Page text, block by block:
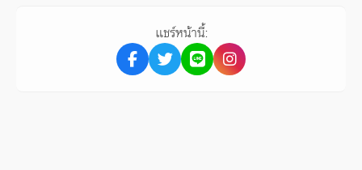
แชร์หน้านี้: